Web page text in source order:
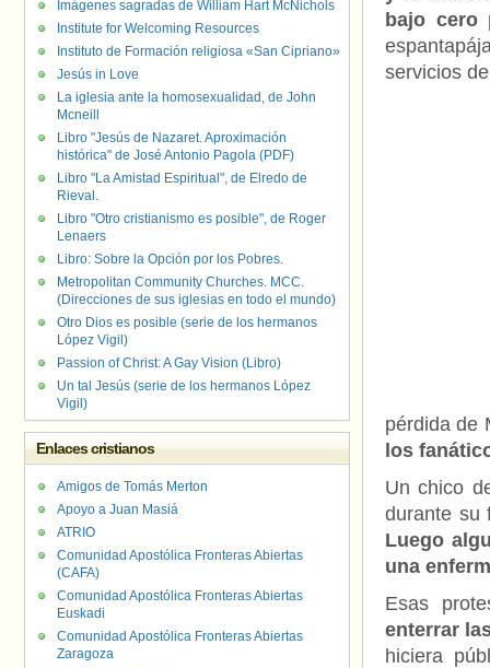
bajo cero
servicios
pérdida de
los
Un chico
durante su
Luego
una
Esas
enterrar
hiciera
Imágenes sagradas de William Hart McNichols
Institute for Welcoming Resources
Instituto de Formación religiosa «San Cipriano»
Jesús in Love
La iglesia ante la homosexualidad, de John
Mcneill
Libro "Jesús de Nazaret. Aproximación
histórica" de José Antonio Pagola (PDF)
Libro "La Amistad Espiritual", de Elredo de
Rieval.
Libro "Otro cristianismo es posible", de Roger
Lenaers
Libro: Sobre la Opción por los Pobres.
Metropolitan Community Churches. MCC.
(Direcciones de sus iglesias en todo el mundo)
Otro Dios es posible (serie de los hermanos
López Vigil)
Passion of Christ: A Gay Vision (Libro)
Un tal Jesús (serie de los hermanos López
Vigil)
Enlaces cristianos
Amigos de Tomás Merton
Apoyo a Juan Masiá
ATRIO
Comunidad Apostólica Fronteras Abiertas
(CAFA)
Comunidad Apostólica Fronteras Abiertas
Euskadi
Comunidad Apostólica Fronteras Abiertas
Zaragoza